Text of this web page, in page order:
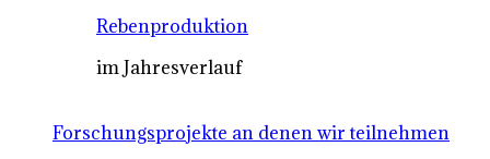
Rebenproduktion
im Jahresverlauf
Forschungsprojekte an denen wir teilnehmen